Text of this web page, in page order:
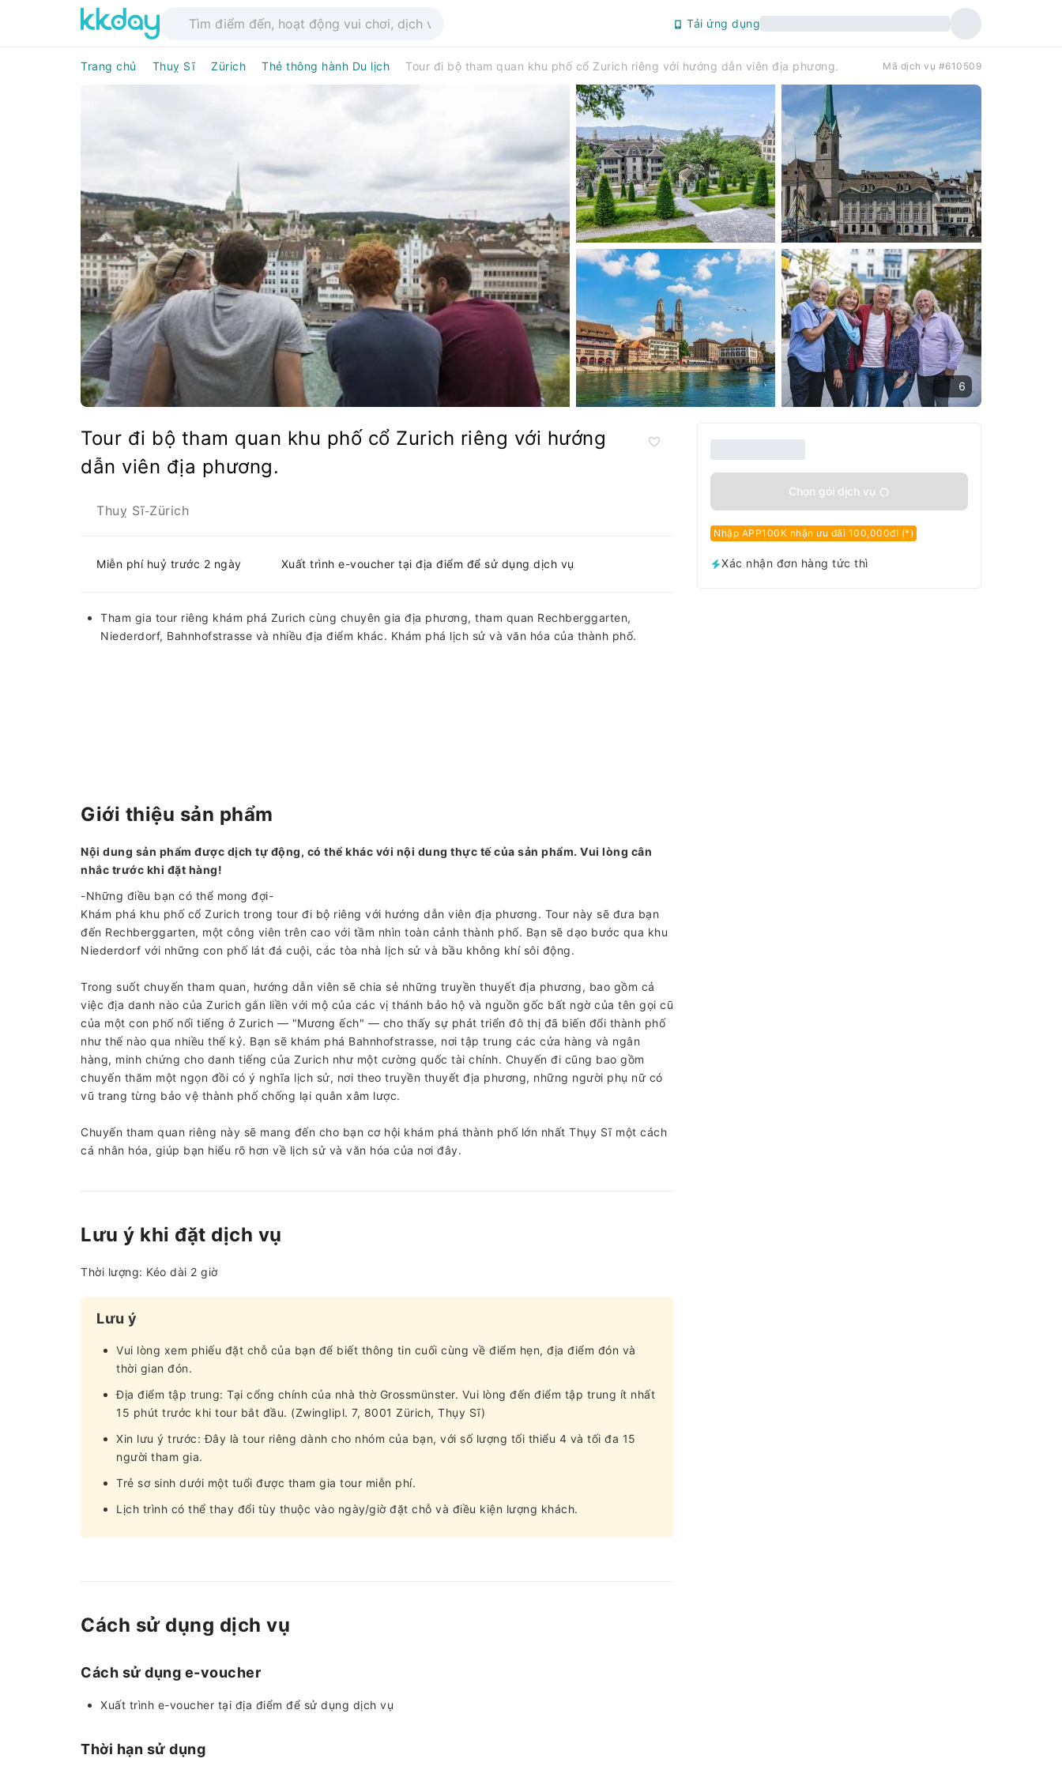
Tải ứng dụng
Trang chủ Thuỵ Sĩ Zürich Thẻ thông hành Du lịch Tour đi bộ tham quan khu phố cổ Zurich riêng với hướng dẫn viên địa phương. Mã dịch vụ #610509
6
Tour đi bộ tham quan khu phố cổ Zurich riêng với hướng
dẫn viên địa phương.
Thuỵ Sĩ-Zürich
Miễn phí huỷ trước 2 ngày Xuất trình e-voucher tại địa điểm để sử dụng dịch vụ
Tham gia tour riêng khám phá Zurich cùng chuyên gia địa phương, tham quan Rechberggarten,
Niederdorf, Bahnhofstrasse và nhiều địa điểm khác. Khám phá lịch sử và văn hóa của thành phố.
Chọn gói dịch vụ
Nhập APP100K nhận ưu đãi 100,000đ! (*)
Xác nhận đơn hàng tức thì
Giới thiệu sản phẩm
Nội dung sản phẩm được dịch tự động, có thể khác với nội dung thực tế của sản phẩm. Vui lòng cân
nhắc trước khi đặt hàng!
-Những điều bạn có thể mong đợi-
Khám phá khu phố cổ Zurich trong tour đi bộ riêng với hướng dẫn viên địa phương. Tour này sẽ đưa bạn
đến Rechberggarten, một công viên trên cao với tầm nhìn toàn cảnh thành phố. Bạn sẽ dạo bước qua khu
Niederdorf với những con phố lát đá cuội, các tòa nhà lịch sử và bầu không khí sôi động.
Trong suốt chuyến tham quan, hướng dẫn viên sẽ chia sẻ những truyền thuyết địa phương, bao gồm cả
việc địa danh nào của Zurich gắn liền với mộ của các vị thánh bảo hộ và nguồn gốc bất ngờ của tên gọi cũ
của một con phố nổi tiếng ở Zurich — "Mương ếch" — cho thấy sự phát triển đô thị đã biến đổi thành phố
như thế nào qua nhiều thế kỷ. Bạn sẽ khám phá Bahnhofstrasse, nơi tập trung các cửa hàng và ngân
hàng, minh chứng cho danh tiếng của Zurich như một cường quốc tài chính. Chuyến đi cũng bao gồm
chuyến thăm một ngọn đồi có ý nghĩa lịch sử, nơi theo truyền thuyết địa phương, những người phụ nữ có
vũ trang từng bảo vệ thành phố chống lại quân xâm lược.
Chuyến tham quan riêng này sẽ mang đến cho bạn cơ hội khám phá thành phố lớn nhất Thụy Sĩ một cách
cá nhân hóa, giúp bạn hiểu rõ hơn về lịch sử và văn hóa của nơi đây.
Lưu ý khi đặt dịch vụ
Thời lượng: Kéo dài 2 giờ
Lưu ý
Vui lòng xem phiếu đặt chỗ của bạn để biết thông tin cuối cùng về điểm hẹn, địa điểm đón và
thời gian đón.
Địa điểm tập trung: Tại cổng chính của nhà thờ Grossmünster. Vui lòng đến điểm tập trung ít nhất
15 phút trước khi tour bắt đầu. (Zwinglipl. 7, 8001 Zürich, Thụy Sĩ)
Xin lưu ý trước: Đây là tour riêng dành cho nhóm của bạn, với số lượng tối thiểu 4 và tối đa 15
người tham gia.
Trẻ sơ sinh dưới một tuổi được tham gia tour miễn phí.
Lịch trình có thể thay đổi tùy thuộc vào ngày/giờ đặt chỗ và điều kiện lượng khách.
Cách sử dụng dịch vụ
Cách sử dụng e-voucher
Xuất trình e-voucher tại địa điểm để sử dụng dịch vụ
Thời hạn sử dụng